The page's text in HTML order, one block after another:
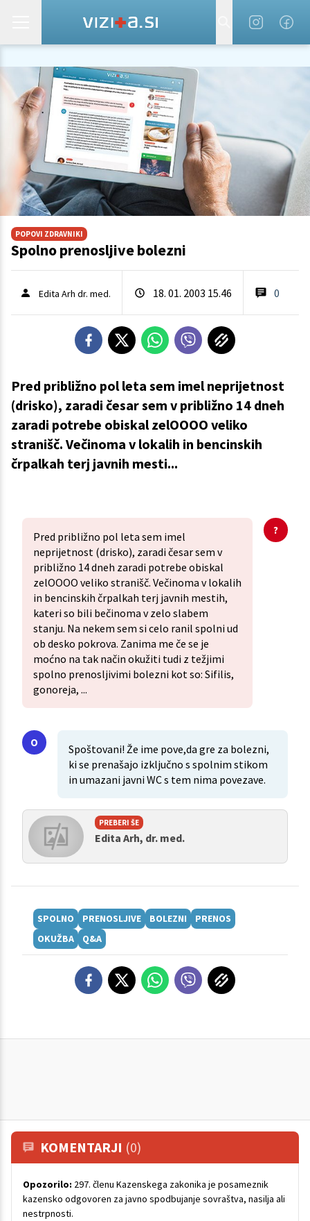
POPOVI ZDRAVNIKI
Spolno prenosljive bolezni
Edita Arh dr. med. 18. 01. 2003 15.46 0
Pred približno pol leta sem imel neprijetnost
(drisko), zaradi česar sem v približno 14 dneh
zaradi potrebe obiskal zelOOOO veliko
stranišč. Večinoma v lokalih in bencinskih
črpalkah terj javnih mesti...
Pred približno pol leta sem imel
neprijetnost (drisko), zaradi česar sem v
približno 14 dneh zaradi potrebe obiskal
zelOOOO veliko stranišč. Večinoma v lokalih
in bencinskih črpalkah terj javnih mestih,
kateri so bili bečinoma v zelo slabem
stanju. Na nekem sem si celo ranil spolni ud
ob desko pokrova. Zanima me če se je
moćno na tak način okužiti tudi z težjimi
spolno prenosljivimi bolezni kot so: Sifilis,
gonoreja, ...
Spoštovani! Že ime pove,da gre za bolezni,
ki se prenašajo izključno s spolnim stikom
in umazani javni WC s tem nima povezave.
PREBERI ŠE
Edita Arh, dr. med.
SPOLNO PRENOSLJIVE BOLEZNI
PRENOS
OKUŽBA
Q&A
KOMENTARJI (0)
Opozorilo: 297. členu Kazenskega zakonika je posameznik
kazensko odgovoren za javno spodbujanje sovraštva, nasilja ali
nestrpnosti.